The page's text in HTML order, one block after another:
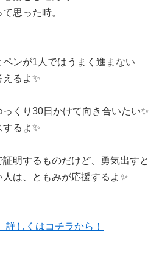
思った時。
ペンが1人ではうまく進まない
るよ✨
っくり30日かけて向き合いたい✨
るよ✨
証明するものだけど、勇気出すと
は、ともみが応援するよ✨
しくはコチラから！